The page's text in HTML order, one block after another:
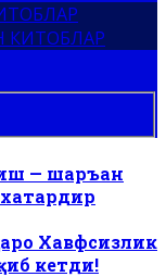
КИТОБЛАР
— шаръан
Хавфсизлик
кетди!